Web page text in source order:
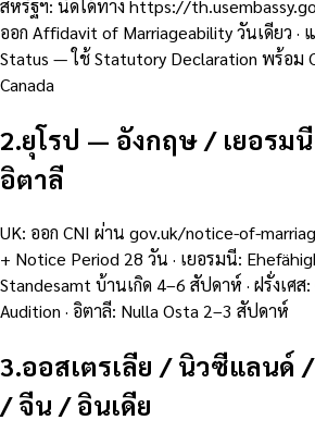
สหรัฐฯ: นัดได้ทาง https://
ออก Affidavit of Marriageability วันเดียว ·
Status — ใช้ Statutory Declaration พร้อม
Canada
2.ยุโรป — อังกฤษ / เยอรม
อิตาลี
UK: ออก CNI ผ่าน gov.uk/notice-of-
+ Notice Period 28 วัน · เยอรมนี:
Standesamt บ้านเกิด 4–6 สัปดาห์ · ฝรั่งเศส
Audition · อิตาลี: Nulla Osta 2–3 สัปดาห์
3.ออสเตรเลีย / นิวซีแลนด์
/ จีน / อินเดีย